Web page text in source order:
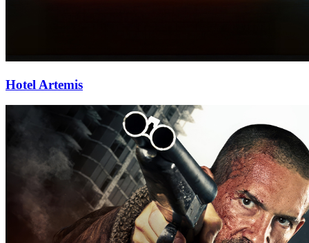
Hotel Artemis